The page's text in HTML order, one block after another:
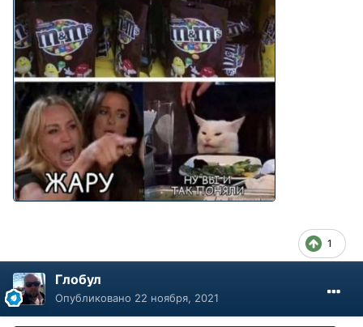
1
Глобул
Опубликовано 22 ноября, 2021